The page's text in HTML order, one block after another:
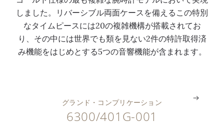
しました。リバーシブル両面ケースを備えるこの特別
なタイムピースには20の複雑機構が搭載されてお
り、その中には世界でも類を見ない2件の特許取得済
み機能をはじめとする5つの音響機能が含まれます。
回
転
ン
ク
ャ
イ
機
構
の
回
機
構
）
パ
ー
ン
グランド・コンプリケーション
6300/401G-001